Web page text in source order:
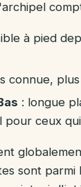
à pied
connue,
: longue
ceux
sont